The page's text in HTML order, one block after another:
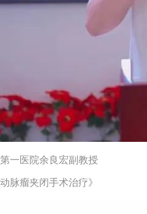
一医院余良宏副教授
脉瘤夹闭手术治疗》